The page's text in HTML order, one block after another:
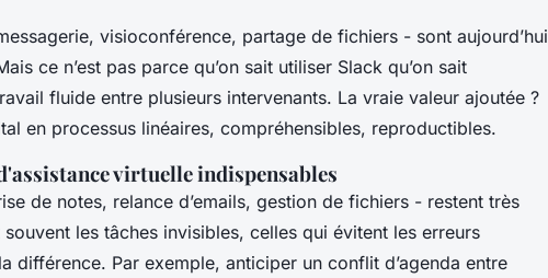
visioconférence, partage de fichiers - sont aujourd’hui
ce n’est pas parce qu’on sait utiliser Slack qu’on sait
fluide entre plusieurs intervenants. La vraie valeur ajoutée ?
en processus linéaires, compréhensibles, reproductibles.
virtuelle indispensables
de notes, relance d’emails, gestion de fichiers - restent très
les tâches invisibles, celles qui évitent les erreurs
différence. Par exemple, anticiper un conflit d’agenda entre